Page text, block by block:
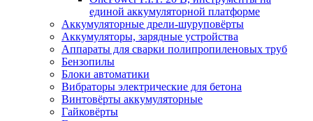
единой аккумуляторной платформе
Аккумуляторные дрели-шуруповёрты
Аккумуляторы, зарядные устройства
Аппараты для сварки полипропиленовых труб
Бензопилы
Блоки автоматики
Вибраторы электрические для бетона
Винтовёрты аккумуляторные
Гайковёрты